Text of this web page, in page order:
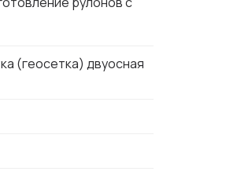
(геосетка) двуосная